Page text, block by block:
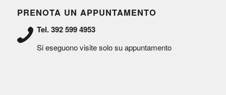
PRENOTA UN APPUNTAMENTO
Tel. 392 599 4953
Si eseguono visite solo su appuntamento